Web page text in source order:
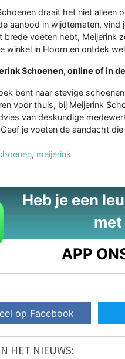
draait het niet
aanbod in wijdtematen,
brede voeten hebt, Meijerink
winkel in Hoorn en ontdek
Schoenen, online of in
bent naar stevige
voor thuis, bij Meijerink
van deskundige
je voeten de aandacht
, meijerink
Heb je een
APP
op Facebook
HET NIEUWS: